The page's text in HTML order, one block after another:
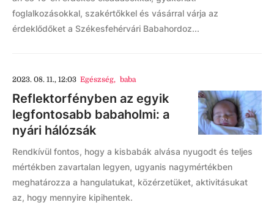
foglalkozásokkal, szakértőkkel és vásárral várja az
érdeklődőket a Székesfehérvári Babahordoz...
2023. 08. 11., 12:03 Egészség, baba
Reflektorfényben az egyik
legfontosabb babaholmi: a
nyári hálózsák
Rendkívül fontos, hogy a kisbabák alvása nyugodt és teljes
mértékben zavartalan legyen, ugyanis nagymértékben
meghatározza a hangulatukat, közérzetüket, aktivitásukat
az, hogy mennyire kipihentek.